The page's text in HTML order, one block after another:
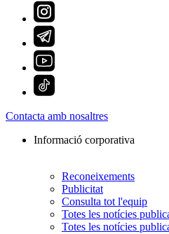
Contacta amb nosaltres
Informació corporativa
Reconeixements
Publicitat
Consulta tot l'equip
Totes les notícies
Totes les notícies